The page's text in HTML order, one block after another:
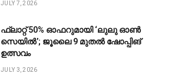
JULY 7, 2026
ഫ്ലാറ്റ് 50% ഓഫറുമായി ‘ലുലു ഓൺ
സെയിൽ’; ജൂലൈ 9 മുതൽ ഷോപ്പിങ്
ഉത്സവം
JULY 3, 2026